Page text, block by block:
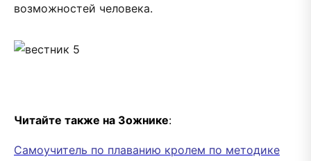
возможностей человека.
Читайте также на Зожнике:
Самоучитель по плаванию кролем по методике